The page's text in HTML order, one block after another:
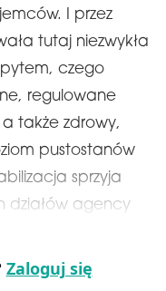
I przez
tutaj niezwykła
czego
regulowane
a także zdrowy,
pustostanów
sprzyja
działów agency
Zaloguj się